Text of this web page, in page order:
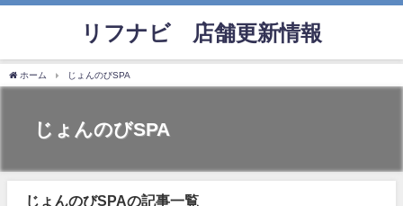
リフナビ®店舗更新情報
ホーム じょんのびSPA
じょんのびSPA
じょんのびSPAの記事一覧